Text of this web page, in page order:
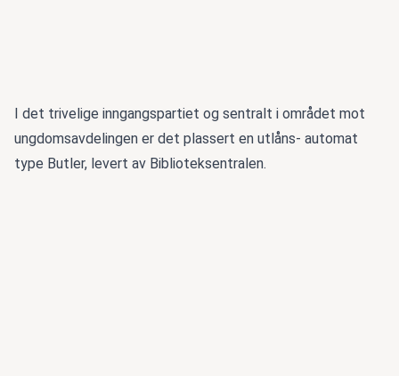
I det trivelige inngangspartiet og sentralt i området mot
ungdomsavdelingen er det plassert en utlåns- automat
type Butler, levert av Biblioteksentralen.